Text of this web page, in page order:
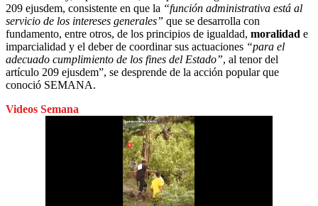
209 ejusdem, consistente en que la “función administrativa está al
servicio de los intereses generales” que se desarrolla con
fundamento, entre otros, de los principios de igualdad, moralidad e
imparcialidad y el deber de coordinar sus actuaciones “para el
adecuado cumplimiento de los fines del Estado”, al tenor del
artículo 209 ejusdem”, se desprende de la acción popular que
conoció SEMANA.
Videos Semana